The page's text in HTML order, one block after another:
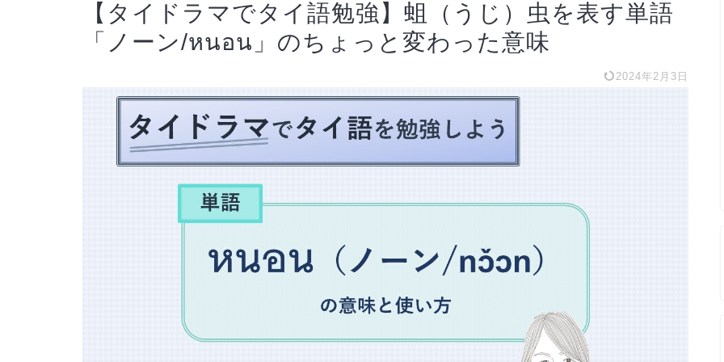
【タイドラマでタイ語勉強】蛆（うじ）虫を表す単語
「ノーン/หนอน」のちょっと変わった意味
2024年2月3日